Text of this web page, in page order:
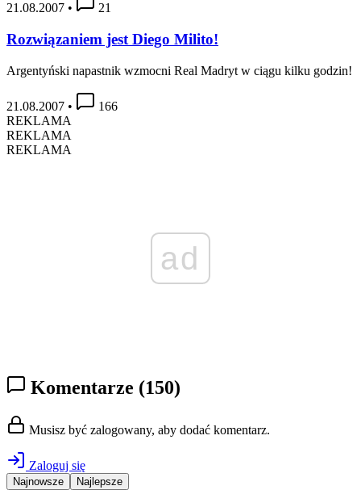
21.08.2007 • 21
Rozwiązaniem jest Diego Milito!
Argentyński napastnik wzmocni Real Madryt w ciągu kilku godzin!
21.08.2007 •
166
REKLAMA
REKLAMA
REKLAMA
ad
Komentarze (150)
Musisz być zalogowany, aby dodać komentarz.
Zaloguj się
Najnowsze Najlepsze